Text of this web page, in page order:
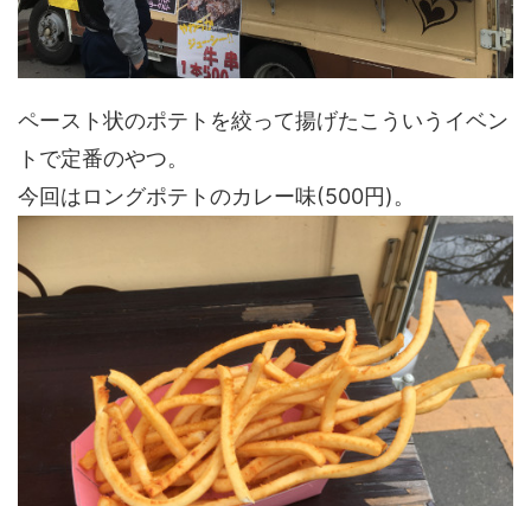
ペースト状のポテトを絞って揚げたこういうイベン
トで定番のやつ。
今回はロングポテトのカレー味(500円)。